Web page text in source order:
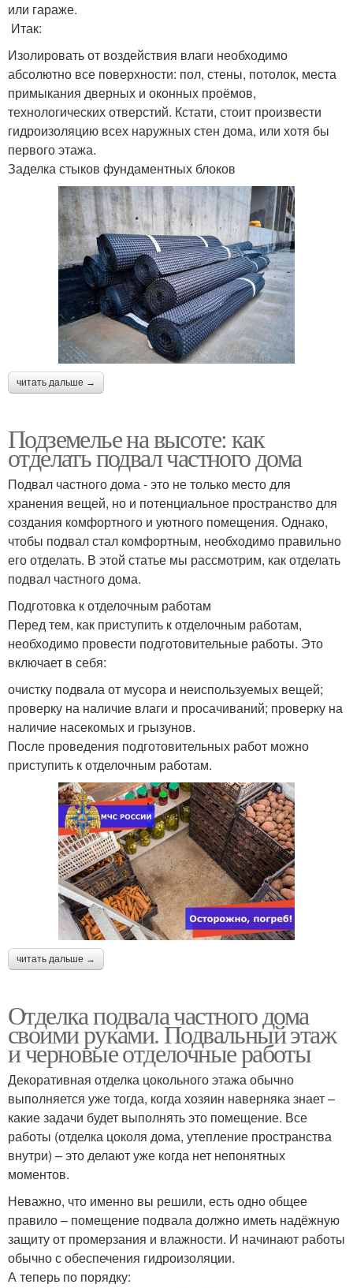
или гараже.
Итак:
Изолировать от воздействия влаги необходимо
абсолютно все поверхности: пол, стены, потолок, места
примыкания дверных и оконных проёмов,
технологических отверстий. Кстати, стоит произвести
гидроизоляцию всех наружных стен дома, или хотя бы
первого этажа.
Заделка стыков фундаментных блоков
читать дальше →
Подземелье на высоте: как
отделать подвал частного дома
Подвал частного дома - это не только место для
хранения вещей, но и потенциальное пространство для
создания комфортного и уютного помещения. Однако,
чтобы подвал стал комфортным, необходимо правильно
его отделать. В этой статье мы рассмотрим, как отделать
подвал частного дома.
Подготовка к отделочным работам
Перед тем, как приступить к отделочным работам,
необходимо провести подготовительные работы. Это
включает в себя:
очистку подвала от мусора и неиспользуемых вещей;
проверку на наличие влаги и просачиваний; проверку на
наличие насекомых и грызунов.
После проведения подготовительных работ можно
приступить к отделочным работам.
читать дальше →
Отделка подвала частного дома
своими руками. Подвальный этаж
и черновые отделочные работы
Декоративная отделка цокольного этажа обычно
выполняется уже тогда, когда хозяин наверняка знает –
какие задачи будет выполнять это помещение. Все
работы (отделка цоколя дома, утепление пространства
внутри) – это делают уже когда нет непонятных
моментов.
Неважно, что именно вы решили, есть одно общее
правило – помещение подвала должно иметь надёжную
защиту от промерзания и влажности. И начинают работы
обычно с обеспечения гидроизоляции.
А теперь по порядку: